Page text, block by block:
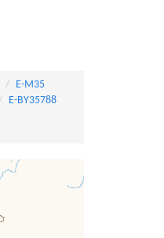
E-M35
E-BY35788